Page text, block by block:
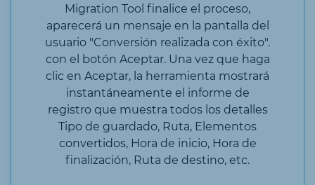
Migration Tool finalice el proceso,
aparecerá un mensaje en la pantalla del
usuario "Conversión realizada con éxito".
con el botón Aceptar. Una vez que haga
clic en Aceptar, la herramienta mostrará
instantáneamente el informe de
registro que muestra todos los detalles
Tipo de guardado, Ruta, Elementos
convertidos, Hora de inicio, Hora de
finalización, Ruta de destino, etc.